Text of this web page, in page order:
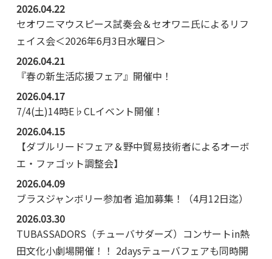
2026.04.22
セオワニマウスピース試奏会＆セオワニ氏によるリフ
ェイス会＜2026年6月3日水曜日＞
2026.04.21
『春の新生活応援フェア』開催中！
2026.04.17
7/4(土)14時E♭CLイベント開催！
2026.04.15
【ダブルリードフェア＆野中貿易技術者によるオーボ
エ・ファゴット調整会】
2026.04.09
ブラスジャンボリー参加者 追加募集！（4月12日迄）
2026.03.30
TUBASSADORS（チューバサダーズ）コンサートin熱
田文化小劇場開催！！ 2daysテューバフェアも同時開